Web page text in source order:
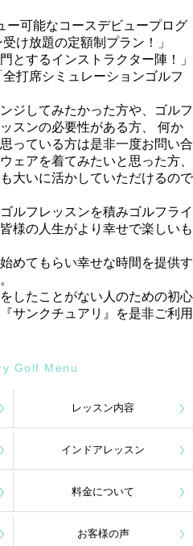
ー可能なコースデビュープログ
け放題の定額制プラン！」
とするインストラクター陣！」
全打席シミュレーションゴルフ
ジしてみたかった方や、ゴルフ
スンの必要性がある方、 何か
っている方は是非一度お問い合
ェアを着てみたいと思った方、
大いに活かしていただけるので
ルフレッスンを積みゴルフライ
様の人生がより幸せで楽しいも
めてもらい幸せな時間を提供す
したことがない人のための初心
サンクチュアリ』を是非ご利用
Golf Menu
レッスン内容
インドアレッスン
料金について
お客様の声